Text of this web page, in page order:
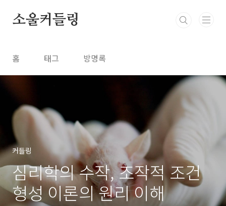
소울커들링
홈 태그 방명록
커들링
심리학의 수작, 조작적 조건
형성 이론의 원리 이해